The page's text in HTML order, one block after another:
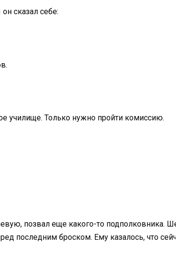
сказал себе:
училище. Только нужно пройти комиссию.
позвал еще какого-то подполковника.
последним броском. Ему казалось, что